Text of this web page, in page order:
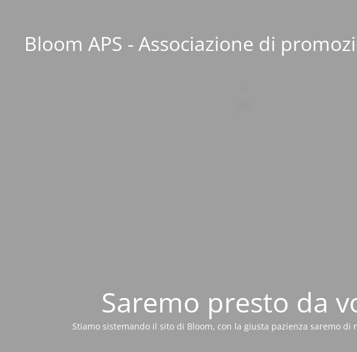
Bloom APS - Associazione di
Saremo presto da
Stiamo sistemando il sito di Bloom, con la giusta pazienza saremo di